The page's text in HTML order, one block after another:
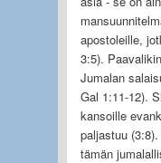
apostoleille,
3:5).
Jumalan
Gal 1:11-12).
kansoille
paljastuu
tämän